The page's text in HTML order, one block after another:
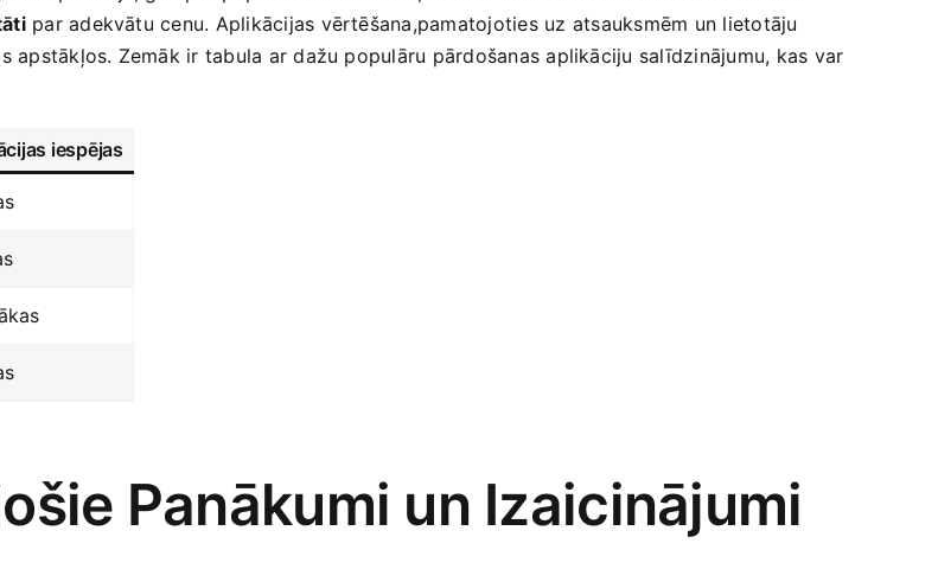
par adekvātu cenu. Aplikācijas vērtēšana,pamatojoties uz ⁣atsauksmēm un ‌lietotāju
Zemāk ir tabula ar dažu ​populāru pārdošanas aplikāciju salīdzinājumu,⁤ kas var
iespējas
Panākumi un Izaicinājumi